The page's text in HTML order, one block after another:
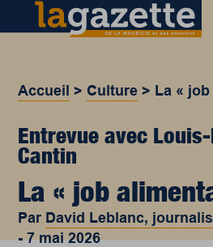
Accueil > Culture > La «
Entrevue avec
Cantin
La « job
Par David Leblanc,
-7 mai 2026